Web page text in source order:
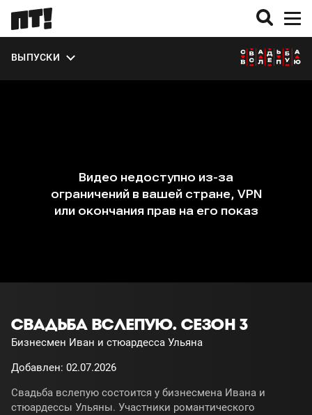
ВЫПУСКИ
О СЕЗОНЕ
СВАДЬБА ВСЛЕПУЮ. СЕЗОН 3
Бизнесмен Иван и стюардесса Ульяна
Добавлен: 02.07.2026
Свадьба вслепую состоится у бизнесмена Ивана и
стюардессы Ульяны. Участники романтического